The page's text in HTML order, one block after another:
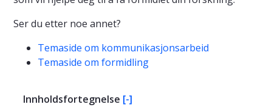
Ser du etter noe annet?
Temaside om kommunikasjonsarbeid
Temaside om formidling
Innholdsfortegnelse [-]